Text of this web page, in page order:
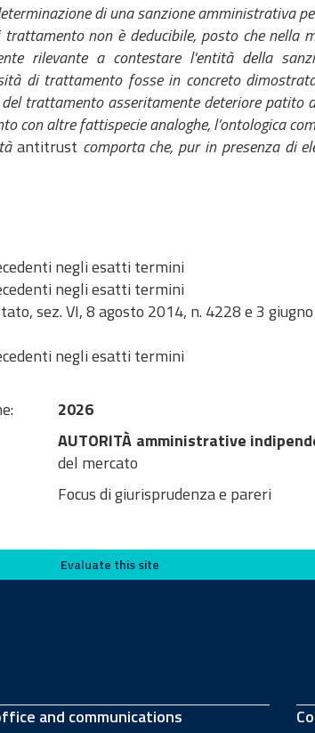
di una sanzione amministrativa
non è deducibile, posto che nella
rilevante a contestare l'entità della
di trattamento fosse in concreto
trattamento asseritamente deteriore patito
con altre fattispecie analoghe, l’ontologica
antitrust comporta che, pur in presenza di
negli esatti termini
negli esatti termini
sez. VI, 8 agosto 2014, n. 4228 e 3
negli esatti termini
2026
AUTORITÀ amministrative
del mercato
Focus di giurisprudenza e pareri
Evaluate this site
and communications